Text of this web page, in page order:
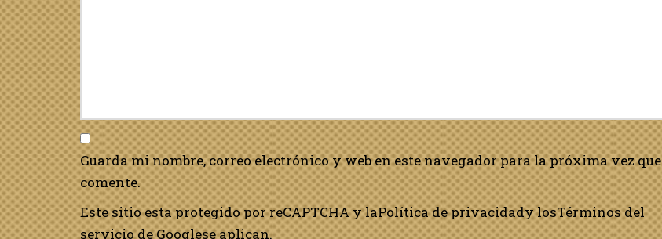
Guarda mi nombre, correo electrónico y web en este navegador para la próxima vez que
comente.
Este sitio esta protegido por reCAPTCHA y laPolítica de privacidady losTérminos del
servicio de Googlese aplican.